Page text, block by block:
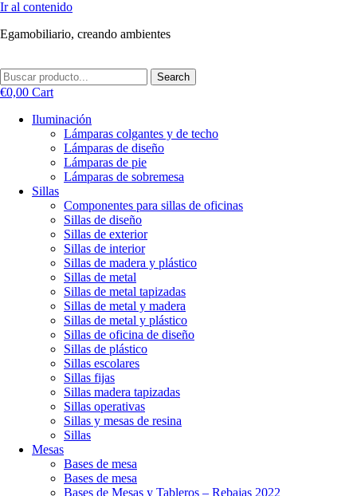
Ir al contenido
Egamobiliario, creando ambientes
Search
€0,00 Cart
Iluminación
Lámparas colgantes y de techo
Lámparas de diseño
Lámparas de pie
Lámparas de sobremesa
Sillas
Componentes para sillas de oficinas
Sillas de diseño
Sillas de exterior
Sillas de interior
Sillas de madera y plástico
Sillas de metal
Sillas de metal tapizadas
Sillas de metal y madera
Sillas de metal y plástico
Sillas de oficina de diseño
Sillas de plástico
Sillas escolares
Sillas fijas
Sillas madera tapizadas
Sillas operativas
Sillas y mesas de resina
Sillas
Mesas
Bases de mesa
Bases de mesa
Bases de Mesas y Tableros – Rebajas 2022